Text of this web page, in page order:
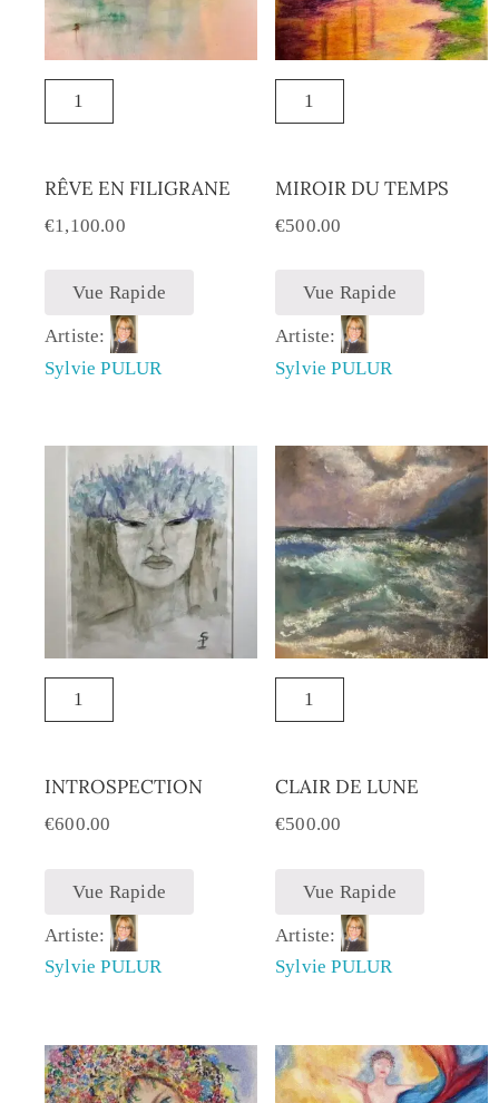
RÊVE EN FILIGRANE
€1,100.00
Vue Rapide
Artiste:
Sylvie PULUR
MIROIR DU TEMPS
€500.00
Vue Rapide
Artiste:
Sylvie PULUR
INTROSPECTION
€600.00
Vue Rapide
Artiste:
Sylvie PULUR
CLAIR DE LUNE
€500.00
Vue Rapide
Artiste:
Sylvie PULUR